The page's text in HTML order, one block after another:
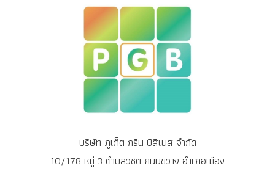
บริษัท ภูเก็ต กรีน บิสิเนส จำกัด
10/178 หมู่ 3 ตำบลวิชิต ถนนขวาง อำเภอเมือง